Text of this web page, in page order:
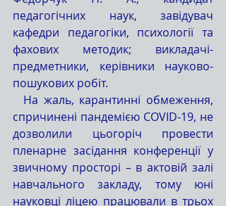
педагогічних наук, завідувач
кафедри педагогіки, психології та
фахових методик; викладачі-
предметники, керівники науково-
пошукових робіт.
спричинені пандемією COVID-19, не
дозволили цьогоріч провести
пленарне засідання конференції у
звичному просторі – в актовій залі
навчального закладу, тому юні
науковці ліцею працювали в трьох